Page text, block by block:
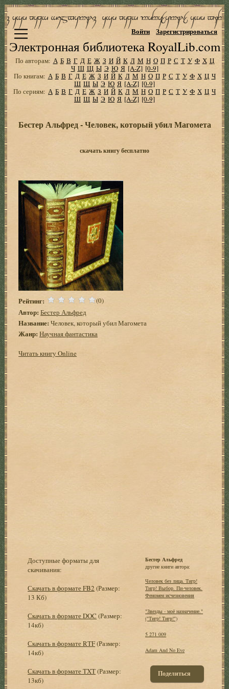
Электронная библиотека RoyalLib.com
Войти Зарегистрироваться
По авторам: А Б В Г Д Е Ж З И Й К Л М Н О П Р С Т У Ф Х Ц
Ч Ш Щ Ы Э Ю Я [A-Z] [0-9]
По книгам: А Б В Г Д Е Ж З И Й К Л М Н О П Р С Т У Ф Х Ц Ч
Ш Щ Ы Э Ю Я [A-Z] [0-9]
По сериям: А Б В Г Д Е Ж З И Й К Л М Н О П Р С Т У Ф Х Ц Ч
Ш Щ Ы Э Ю Я [A-Z] [0-9]
Бестер Альфред - Человек, который убил Магомета
скачать книгу бесплатно
Рейтинг: (0)
Автор: Бестер Альфред
Название: Человек, который убил Магомета
Жанр: Научная фантастика
Читать книгу Online
Доступные форматы для
скачивания:
Скачать в формате FB2 (Размер:
13 Кб)
Скачать в формате DOC (Размер:
14кб)
Скачать в формате RTF(Размер:
14кб)
Скачать в формате TXT(Размер:
13кб)
Бестер Альфред
другие книги автора:
Человек без лица. Тигр!
Тигр! Выбор. Пи-человек.
Феномен исчезновения
"Звезды - моё назначение."
("Тигр! Тигр!")
5 271 009
Adam And No Eve
Поделиться